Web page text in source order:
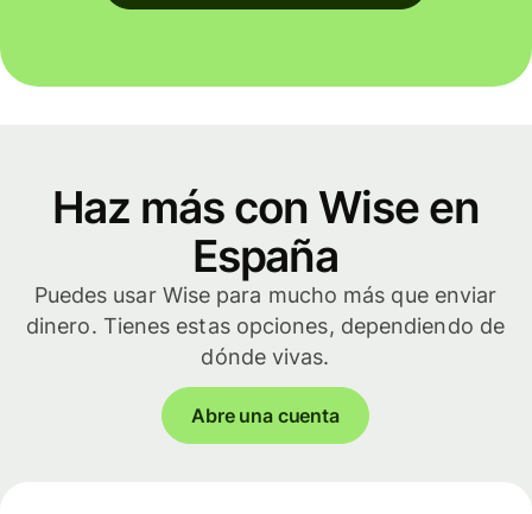
Haz más con Wise en
España
Puedes usar Wise para mucho más que enviar
dinero. Tienes estas opciones, dependiendo de
dónde vivas.
Abre una cuenta